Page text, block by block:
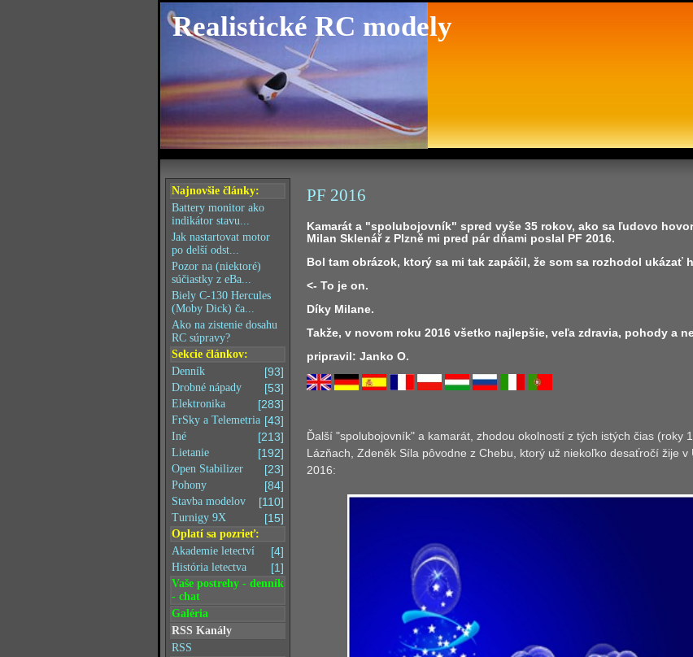
Realistické RC modely
Najnovšie články:
Battery monitor ako
indikátor stavu...
Jak nastartovat motor
po delší odst...
Pozor na (niektoré)
súčiastky z eBa...
Biely C-130 Hercules
(Moby Dick) ča...
Ako na zistenie dosahu
RC súpravy?
Sekcie článkov:
[93]
Denník
[53]
Drobné nápady
[283]
Elektronika
[43]
FrSky a Telemetria
[213]
Iné
[192]
Lietanie
[23]
Open Stabilizer
[84]
Pohony
[110]
Stavba modelov
[15]
Turnigy 9X
Oplatí sa pozrieť:
[4]
Akademie letectví
[1]
História letectva
Vaše postrehy - denník
- chat
Galéria
RSS Kanály
RSS
PF 2016
Kamarát a "spolubojovník" spred vyše 35 rokov, ako sa ľudovo
Milan Sklenář z Plzně mi pred pár dňami poslal PF 2016.
Bol tam obrázok, ktorý sa mi tak zapáčil, že som sa rozhodol ukázať
<- To je on.
Díky Milane.
Takže, v novom roku 2016 všetko najlepšie, veľa zdravia, pohody a
pripravil: Janko O.
Ďalší "spolubojovník" a kamarát, zhodou okolností z tých istých čias (roky
Lázňach, Zdeněk Síla pôvodne z Chebu, ktorý už niekoľko desaťročí žije
2016: